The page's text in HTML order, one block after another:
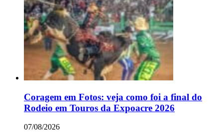
Coragem em Fotos: veja como foi a final do
Rodeio em Touros da Expoacre 2026
07/08/2026